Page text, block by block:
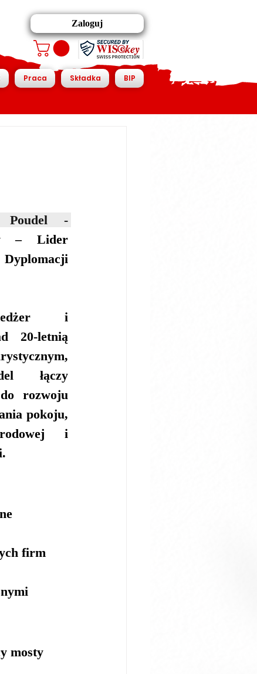
Zaloguj
Praca Składka BIP
– Lider
i
20-letnią
łączy
rozwoju
pokoju,
i
firm
mosty